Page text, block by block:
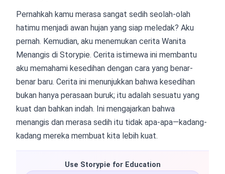
Pernahkah kamu merasa sangat sedih seolah-olah
hatimu menjadi awan hujan yang siap meledak? Aku
pernah. Kemudian, aku menemukan cerita Wanita
Menangis di Storypie. Cerita istimewa ini membantu
aku memahami kesedihan dengan cara yang benar-
benar baru. Cerita ini menunjukkan bahwa kesedihan
bukan hanya perasaan buruk; itu adalah sesuatu yang
kuat dan bahkan indah. Ini mengajarkan bahwa
menangis dan merasa sedih itu tidak apa-apa—kadang-
kadang mereka membuat kita lebih kuat.
Use Storypie for Education